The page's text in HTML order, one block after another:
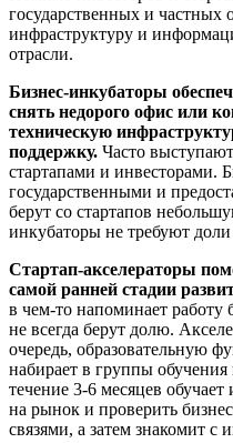
государственных и
инфраструктуру и
отрасли.
Бизнес-инкубаторы
снять недорого офис или
техническую
поддержку. Часто
стартапами и инвесторами.
государственными и
берут со стартапов
инкубаторы не требуют
Стартап-акселераторы
самой ранней стадии
в чем-то напоминает работу
не всегда берут долю.
очередь, образовательную
набирает в группы обучения
течение 3-6 месяцев
на рынок и проверить
связями, а затем знакомит с